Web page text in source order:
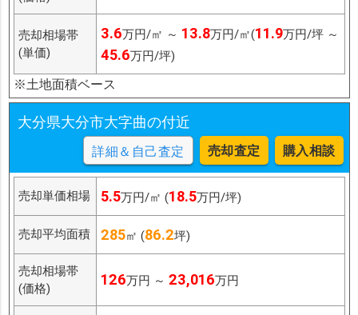
売却相場帯
(単価)
3.6万円/㎡ ～ 13.8万円/㎡(11.9万円/坪 ～
45.6万円/坪)
※土地面積ベース
大分県大分市大字曲の付近
詳細＆自己査定 売却査定 購入相談
売却単価相場 5.5万円/㎡ (18.5万円/坪)
売却平均面積 285㎡ (86.2坪)
売却相場帯
(価格)
126万円 ～ 23,016万円